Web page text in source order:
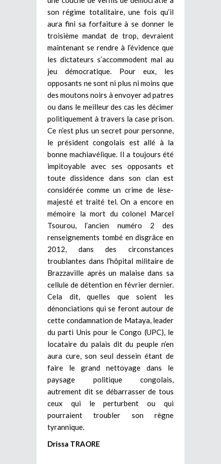
son régime totalitaire, une fois qu’il
aura fini sa forfaiture à se donner le
troisième mandat de trop, devraient
maintenant se rendre à l’évidence que
les dictateurs s’accommodent mal au
jeu démocratique. Pour eux, les
opposants ne sont ni plus ni moins que
des moutons noirs à envoyer ad patres
ou dans le meilleur des cas les décimer
politiquement à travers la case prison.
Ce n’est plus un secret pour personne,
le président congolais est allé à la
bonne machiavélique. Il a toujours été
impitoyable avec ses opposants et
toute dissidence dans son clan est
considérée comme un crime de lèse-
majesté et traité tel. On a encore en
mémoire la mort du colonel Marcel
Tsourou, l’ancien numéro 2 des
renseignements tombé en disgrâce en
2012, dans des circonstances
troublantes dans l’hôpital militaire de
Brazzaville après un malaise dans sa
cellule de détention en février dernier.
Cela dit, quelles que soient les
dénonciations qui se feront autour de
cette condamnation de Mataya, leader
du parti Unis pour le Congo (UPC), le
locataire du palais dit du peuple n’en
aura cure, son seul dessein étant de
faire le grand nettoyage dans le
paysage politique congolais,
autrement dit se débarrasser de tous
ceux qui le perturbent ou qui
pourraient troubler son règne
tyrannique.
Drissa TRAORE